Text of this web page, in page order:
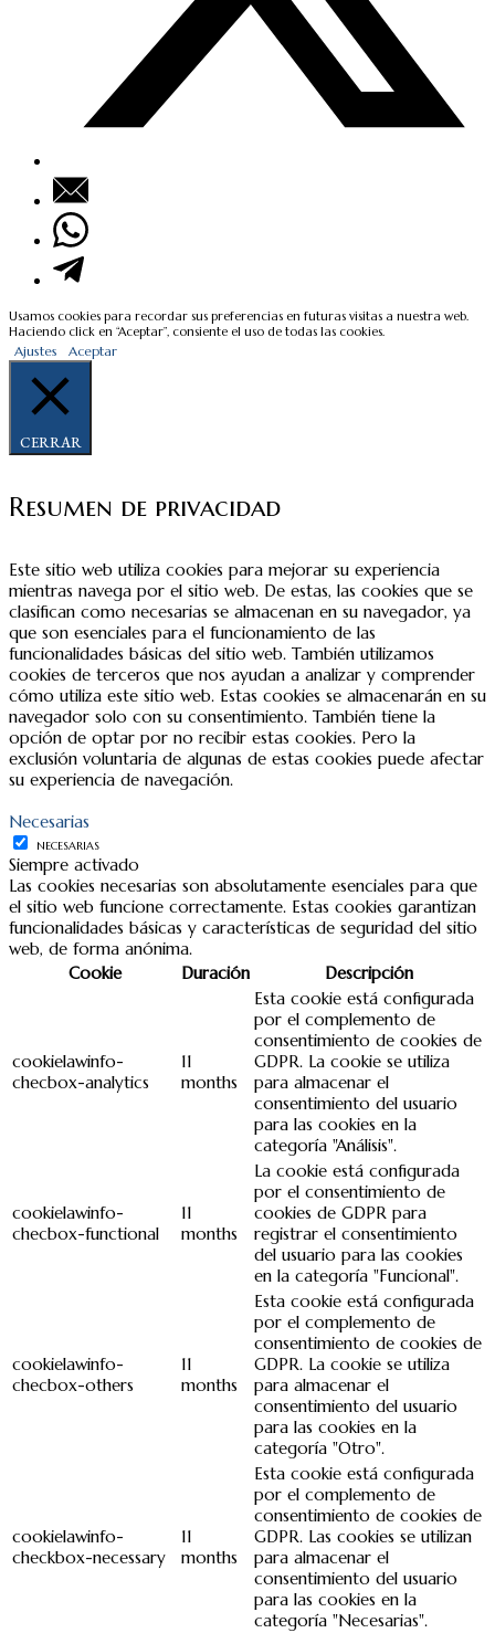
Usamos cookies para recordar sus preferencias en futuras visitas a nuestra web.
Haciendo click en “Aceptar”, consiente el uso de todas las cookies.
Ajustes Aceptar
CERRAR
Resumen de privacidad
Este sitio web utiliza cookies para mejorar su experiencia
mientras navega por el sitio web. De estas, las cookies que se
clasifican como necesarias se almacenan en su navegador, ya
que son esenciales para el funcionamiento de las
funcionalidades básicas del sitio web. También utilizamos
cookies de terceros que nos ayudan a analizar y comprender
cómo utiliza este sitio web. Estas cookies se almacenarán en su
navegador solo con su consentimiento. También tiene la
opción de optar por no recibir estas cookies. Pero la
exclusión voluntaria de algunas de estas cookies puede afectar
su experiencia de navegación.
Necesarias
NECESARIAS
Siempre activado
Las cookies necesarias son absolutamente esenciales para que
el sitio web funcione correctamente. Estas cookies garantizan
funcionalidades básicas y características de seguridad del sitio
web, de forma anónima.
Cookie
Duración Descripción
cookielawinfo-
checbox-analytics
11
months
Esta cookie está configurada
por el complemento de
consentimiento de cookies de
GDPR. La cookie se utiliza
para almacenar el
consentimiento del usuario
para las cookies en la
categoría "Análisis".
cookielawinfo-
checbox-functional
11
months
La cookie está configurada
por el consentimiento de
cookies de GDPR para
registrar el consentimiento
del usuario para las cookies
en la categoría "Funcional".
cookielawinfo-
checbox-others
11
months
Esta cookie está configurada
por el complemento de
consentimiento de cookies de
GDPR. La cookie se utiliza
para almacenar el
consentimiento del usuario
para las cookies en la
categoría "Otro".
cookielawinfo-
checkbox-necessary
11
months
Esta cookie está configurada
por el complemento de
consentimiento de cookies de
GDPR. Las cookies se utilizan
para almacenar el
consentimiento del usuario
para las cookies en la
categoría "Necesarias".